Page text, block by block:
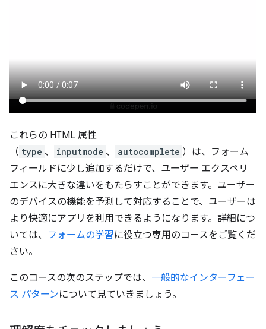
これらの HTML 属性
（ type 、 inputmode 、 autocomplete ）は、フォーム
フィールドに少し追加するだけで、ユーザー エクスペリ
エンスに大きな違いをもたらすことができます。ユーザー
のデバイスの機能を予測して対応することで、ユーザーは
より快適にアプリを利用できるようになります。詳細につ
いては、 フォームの学習に役立つ専用のコースをご覧くだ
さい。
このコースの次のステップでは、 一般的なインターフェー
ス パターンについて見ていきましょう。